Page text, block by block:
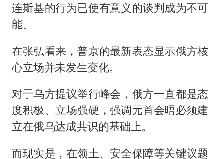
连斯基的行为已使有意义的谈判成为不可
能。
在张弘看来，普京的最新表态显示俄方核
心立场并未发生变化。
对于乌方提议举行峰会，俄方一直都是态
度积极、立场强硬，强调元首会晤必须建
立在俄乌达成共识的基础上。
而现实是，在领土、安全保障等关键议题